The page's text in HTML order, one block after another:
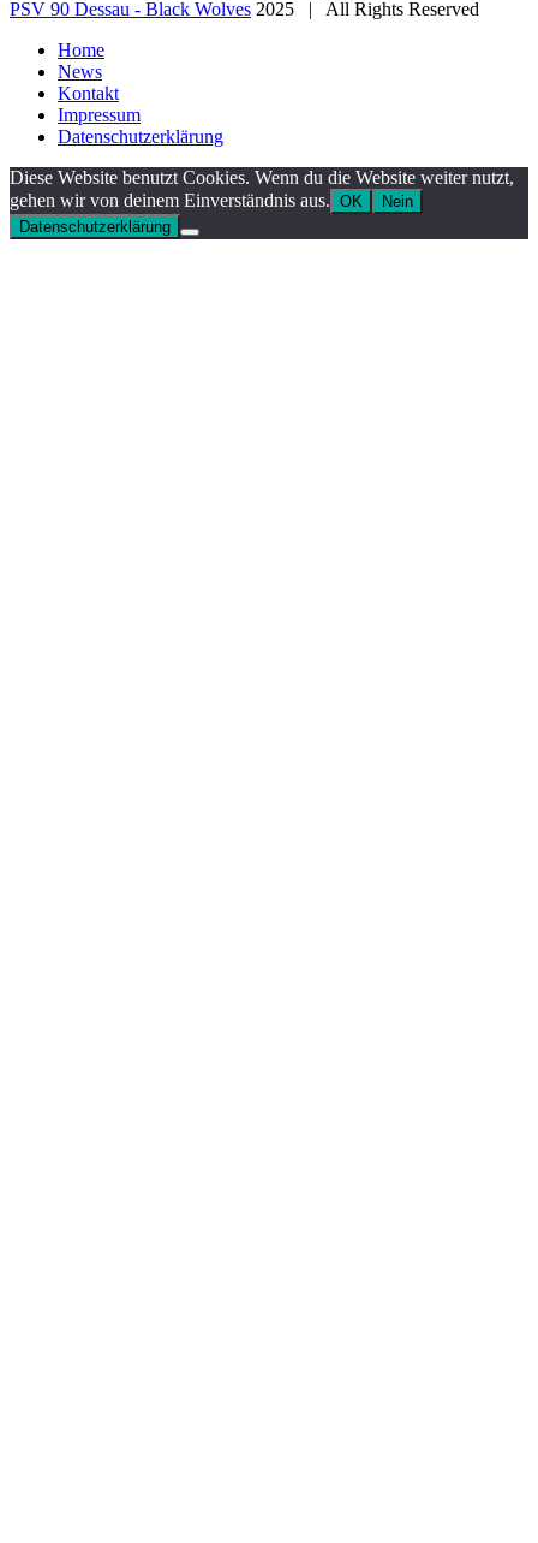
PSV 90 Dessau - Black Wolves 2025 | All Rights Reserved
Home
News
Kontakt
Impressum
Datenschutzerklärung
Diese Website benutzt Cookies. Wenn du die Website weiter nutzt,
gehen wir von deinem Einverständnis aus. OK
Nein
Datenschutzerklärung